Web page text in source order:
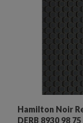
Hamilton Noir
DERB 8930 98 75